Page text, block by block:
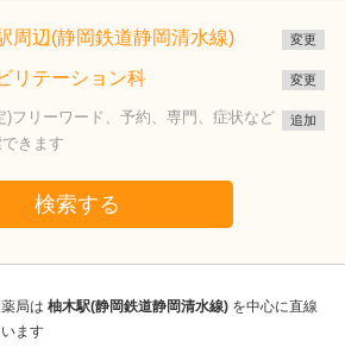
周辺(静岡鉄道静岡清水線) 変更
リテーション科 変更
)フリーワード、予約、専門、症状など
きます
追加
検索する
局は 柚木駅(静岡鉄道静岡清水線) を中心に直線
ます